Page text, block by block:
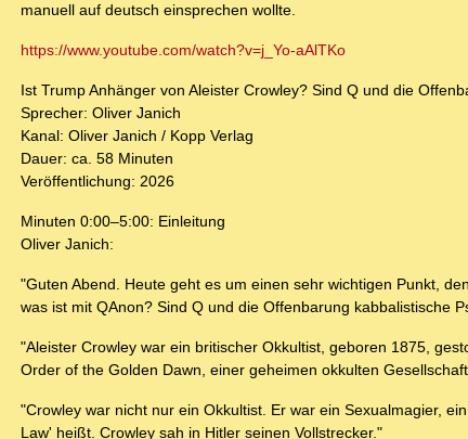
manuell auf deutsch einsprechen wollte.
https://www.youtube.com/watch?v=j_Yo-aAlTKo
Ist Trump Anhänger von Aleister Crowley? Sind Q und die
Sprecher: Oliver Janich
Kanal: Oliver Janich / Kopp Verlag
Dauer: ca. 58 Minuten
Veröffentlichung: 2026
Minuten 0:00–5:00: Einleitung
Oliver Janich:
"Guten Abend. Heute geht es um einen sehr wichtigen Punkt,
was ist mit QAnon? Sind Q und die Offenbarung kabbalistische
"Aleister Crowley war ein britischer Okkultist, geboren 1875,
Order of the Golden Dawn, einer geheimen okkulten
"Crowley war nicht nur ein Okkultist. Er war ein Sexualmagier,
Law' heißt. Crowley sah in Hitler seinen Vollstrecker."